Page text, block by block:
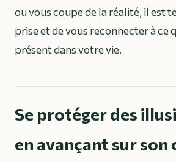
ou vous coupe de la réalité, il est
prise et de vous reconnecter à ce
présent dans votre vie.
Se protéger des
en avançant sur son